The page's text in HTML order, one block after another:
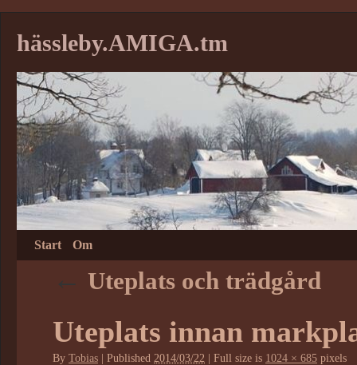
hässleby.AMIGA.tm
Start Om
← Uteplats och trädgård
Uteplats innan
By Tobias | Published 2014/03/22 | Full size is 1024 × 685 pixels